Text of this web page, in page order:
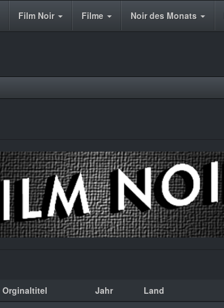
Film Noir Filme Noir des Monats
Orginaltitel Jahr Land